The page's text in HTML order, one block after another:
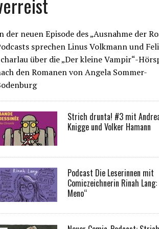
der neuen Episode des „Ausnahme der
sprechen Linus Volkmann und
über die „Der kleine Vampir“-
den Romanen von Angela Sommer-
Strich drunta! #3 mit
Knigge und Volker Hamann
Podcast Die Leserinnen mit
Comiczeichnerin Rinah Lang:
Meno“